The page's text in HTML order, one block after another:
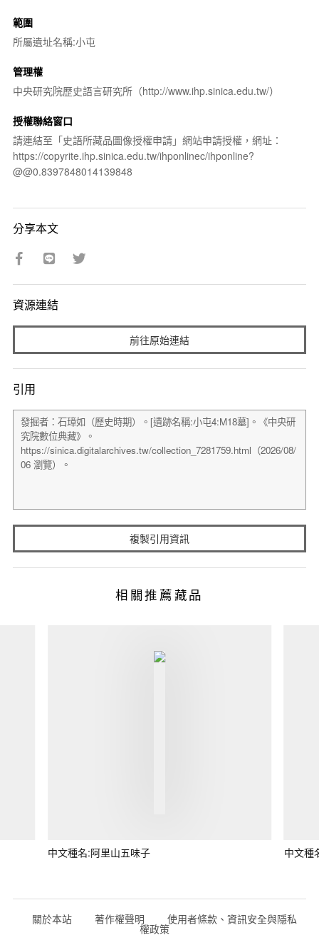
範圍
所屬遺址名稱:小屯
管理權
中央研究院歷史語言研究所（http://www.ihp.sinica.edu.tw/）
授權聯絡窗口
請連結至「史語所藏品圖像授權申請」網站申請授權，網址：
https://copyrite.ihp.sinica.edu.tw/ihponlinec/ihponline?
@@0.8397848014139848
分享本文
資源連結
前往原始連結
引用
複製引用資訊
相關推薦藏品
中文種名:阿里山五味子 中文種
關於本站 著作權聲明 使用者條款、資訊安全與隱私
權政策